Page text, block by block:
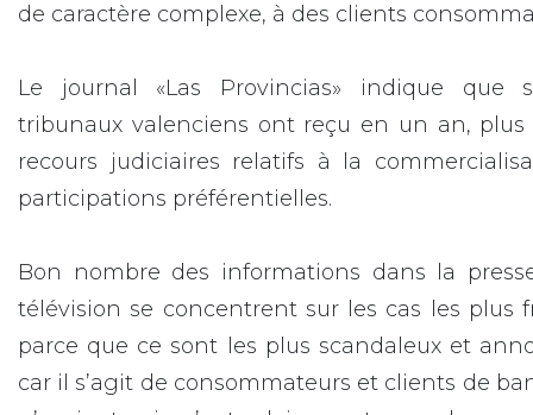
de caractère complexe, à des clients
Le journal «Las Provincias» indique que
tribunaux valenciens ont reçu en un an, plus
recours judiciaires relatifs à la
participations préférentielles.
Bon nombre des informations dans la
télévision se concentrent sur les cas les plus
parce que ce sont les plus scandaleux et
car il s’agit de consommateurs et clients de